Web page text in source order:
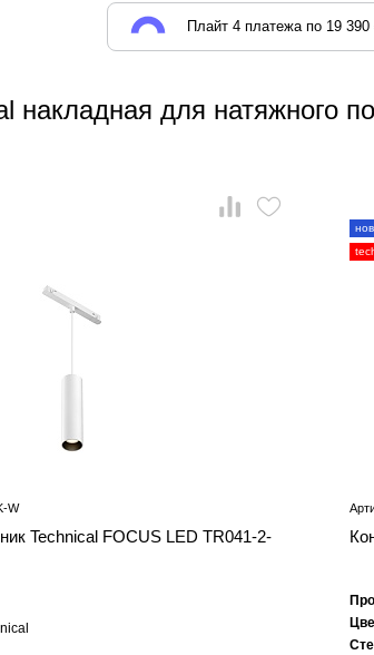
Плайт 4 платежа по 19 390
для натяжного
W
Technical FOCUS LED TR041-2-